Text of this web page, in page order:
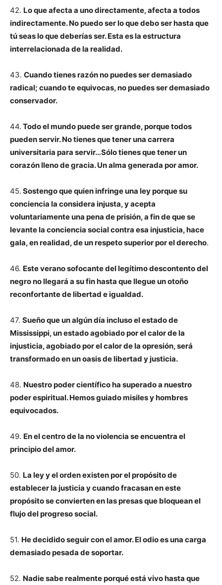
42. Lo que afecta a uno directamente, afecta a todos
indirectamente. No puedo ser lo que debo ser hasta que
tú seas lo que deberías ser. Esta es la estructura
interrelacionada de la realidad.
43. Cuando tienes razón no puedes ser demasiado
radical; cuando te equivocas, no puedes ser demasiado
conservador.
44. Todo el mundo puede ser grande, porque todos
pueden servir. No tienes que tener una carrera
universitaria para servir…Sólo tienes que tener un
corazón lleno de gracia. Un alma generada por amor.
45. Sostengo que quien infringe una ley porque su
conciencia la considera injusta, y acepta
voluntariamente una pena de prisión, a fin de que se
levante la conciencia social contra esa injusticia, hace
gala, en realidad, de un respeto superior por el derecho.
46. Este verano sofocante del legítimo descontento del
negro no llegará a su fin hasta que llegue un otoño
reconfortante de libertad e igualdad.
47. Sueño que un algún día incluso el estado de
Mississippi, un estado agobiado por el calor de la
injusticia, agobiado por el calor de la opresión, será
transformado en un oasis de libertad y justicia.
48. Nuestro poder científico ha superado a nuestro
poder espiritual. Hemos guiado misiles y hombres
equivocados.
49. En el centro de la no violencia se encuentra el
principio del amor.
50. La ley y el orden existen por el propósito de
establecer la justicia y cuando fracasan en este
propósito se convierten en las presas que bloquean el
flujo del progreso social.
51. He decidido seguir con el amor. El odio es una carga
demasiado pesada de soportar.
52. Nadie sabe realmente porqué está vivo hasta que